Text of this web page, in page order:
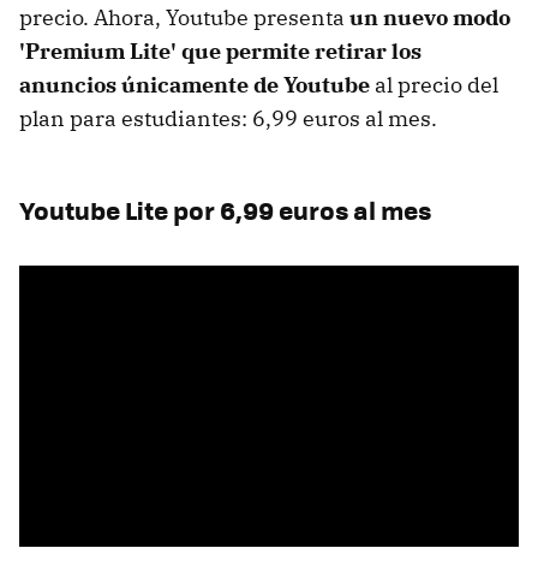
precio. Ahora, Youtube presenta un nuevo modo
'Premium Lite' que permite retirar los
anuncios únicamente de Youtube al precio del
plan para estudiantes: 6,99 euros al mes.
Youtube Lite por 6,99 euros al mes